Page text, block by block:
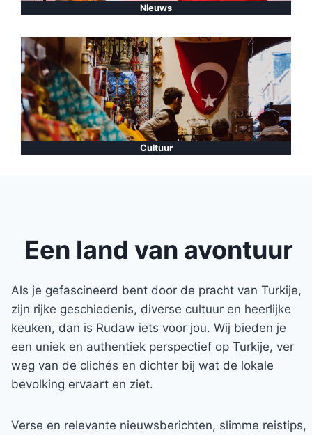
Nieuws
Cultuur
Een land van avontuur
Als je gefascineerd bent door de pracht van Turkije,
zijn rijke geschiedenis, diverse cultuur en heerlijke
keuken, dan is Rudaw iets voor jou. Wij bieden je
een uniek en authentiek perspectief op Turkije, ver
weg van de clichés en dichter bij wat de lokale
bevolking ervaart en ziet.
Verse en relevante nieuwsberichten, slimme reistips,